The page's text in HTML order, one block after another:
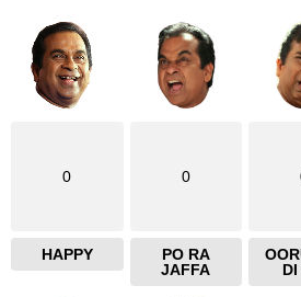
0
HAPPY
0
PO RA
JAFFA